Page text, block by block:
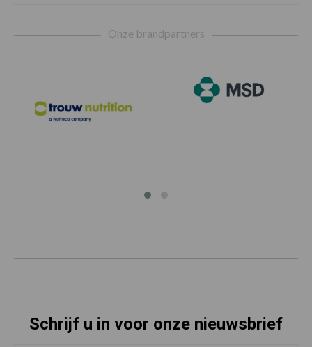
Onze brandpartners
Schrijf u in voor onze nieuwsbrief